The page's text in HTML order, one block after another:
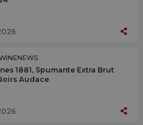
1881, Spumante Extra Brut
Audace